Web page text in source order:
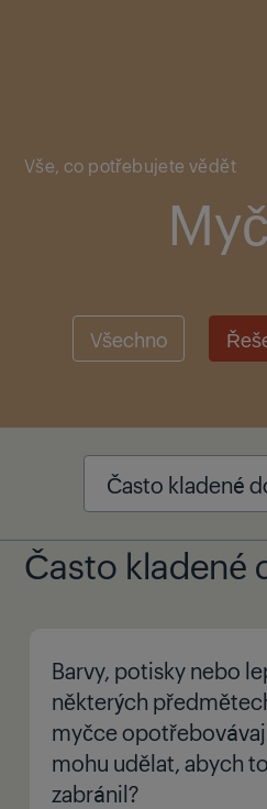
Vše, co potřebujete vědět
Všechno
Často kladené
Často kladené
Barvy, potisky nebo
některých
myčce
mohu udělat, abych
zabránil?